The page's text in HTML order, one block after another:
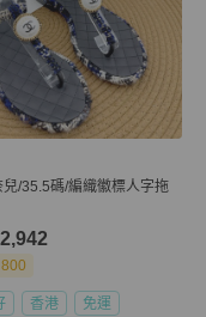
/35.5碼/編織徽標人字拖
香港 免運